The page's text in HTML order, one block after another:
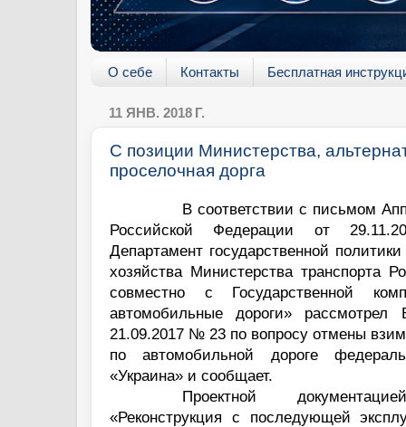
О себе Контакты Бесплатная
11 ЯНВ. 2018 Г.
С позиции Министерства,
проселочная дорга
В соответствии с письмом
Российской Федерации от
Департамент государственной
хозяйства Министерства транспорта
совместно с Государственной
автомобильные дороги»
21.09.2017 № 23 по вопросу отмены
по автомобильной дороге
«Украина» и сообщает.
Проектной
«Реконструкция с последующей